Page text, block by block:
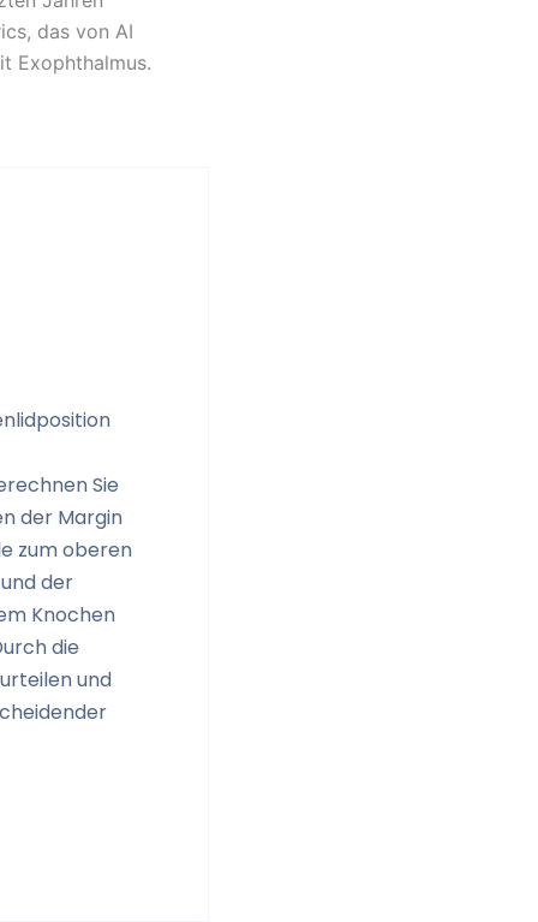
das von AI
Exophthalmus.
Sie
der Margin
zum oberen
der
Knochen
die
und